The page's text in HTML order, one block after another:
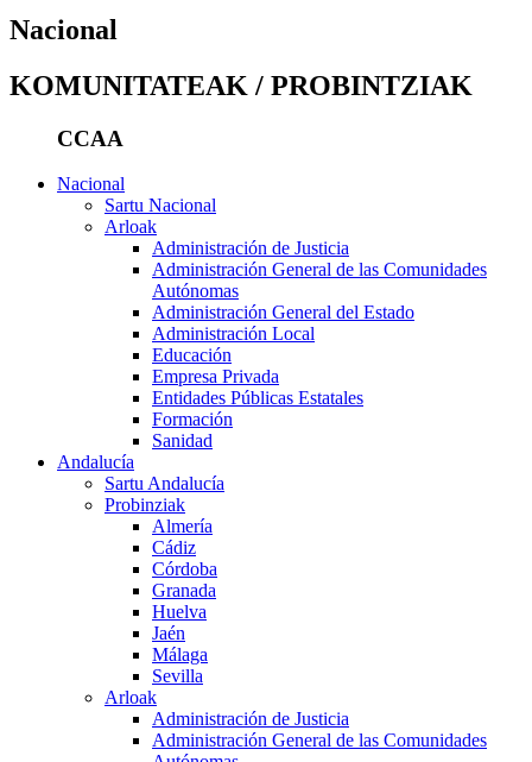
Nacional
KOMUNITATEAK / PROBINTZIAK
CCAA
Nacional
Sartu Nacional
Arloak
Administración de Justicia
Administración General de las Comunidades
Autónomas
Administración General del Estado
Administración Local
Educación
Empresa Privada
Entidades Públicas Estatales
Formación
Sanidad
Andalucía
Sartu Andalucía
Probinziak
Almería
Cádiz
Córdoba
Granada
Huelva
Jaén
Málaga
Sevilla
Arloak
Administración de Justicia
Administración General de las Comunidades